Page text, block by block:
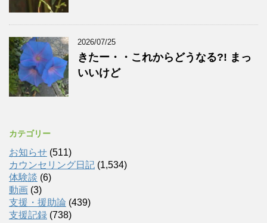
2026/07/25
きたー・・これからどうなる?! まっ
いいけど
カテゴリー
お知らせ (511)
カウンセリング日記 (1,534)
体験談 (6)
動画 (3)
支援・援助論 (439)
支援記録 (738)